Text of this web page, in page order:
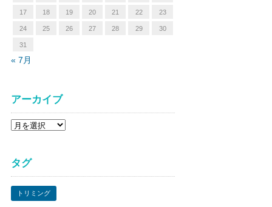
17 18 19 20 21 22 23
24 25 26 27 28 29 30
31
« 7月
アーカイブ
ア
イ
タグ
トリミング